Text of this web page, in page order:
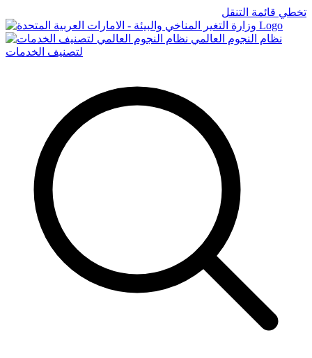
تخطي قائمة التنقل
Logo
نظام النجوم العالمي
لتصنيف الخدمات